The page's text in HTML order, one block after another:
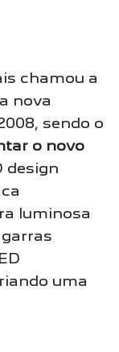
chamou a
nova
sendo o
o novo
design
luminosa
uma